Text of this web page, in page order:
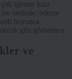
işletme hala
nedenle, ödeme
boyunca
gibi görünüyor.
ve